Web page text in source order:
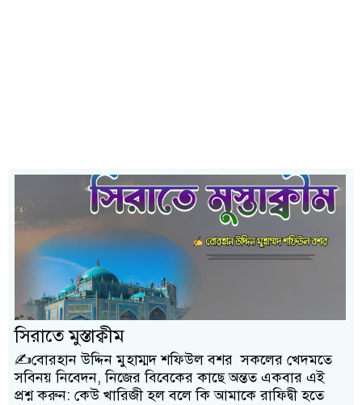
সিরাতে মুস্তাক্বীম
✍️বোরহান উদ্দিন মুহাম্মদ শফিউল বশর সকলের খেদমতে
সবিনয় নিবেদন, নিজের বিবেকের কাছে অন্তত একবার এই
প্রশ্ন করুন: কেউ খারিজী হল বলে কি আমাকে রাফিদ্বী হতে